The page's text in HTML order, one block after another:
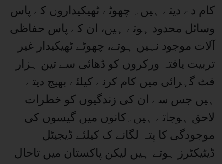
کام دے دیتے ہیں۔ چھوٹے ٹھیکیداروں کے پاس
وسائل محدود ہوتے ہیں، ان کے پاس حفاظی
آلات موجود نہیں ہوتے، چھوٹے ٹھیکیدار غیر
تربیت یافتہ ورکروں کو ڈھائی سے تین ہزار
فٹ گہرائی میں کام کرنے کیلئے بھیج دیتے
ہیں جس سے ان کی زندگیوں کو خطرات
لاحق ہوجاتے ہیں۔کانوں میں گیسوں کی
موجودگی کا پتہ لگانے ک کیلئے ڈیجیٹل
ڈیٹیکٹرز ہوتے ہیں لیکن پاکستان میں تاحال